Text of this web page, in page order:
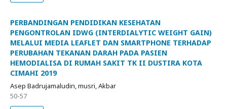
PERBANDINGAN PENDIDIKAN KESEHATAN
PENGONTROLAN IDWG (INTERDIALYTIC WEIGHT GAIN)
MELALUI MEDIA LEAFLET DAN SMARTPHONE TERHADAP
PERUBAHAN TEKANAN DARAH PADA PASIEN
HEMODIALISA DI RUMAH SAKIT TK II DUSTIRA KOTA
CIMAHI 2019
Asep Badrujamaludin, musri, Akbar
50-57